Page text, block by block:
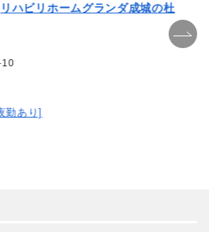
リハビリホームグランダ成城の杜
10
勤あり]